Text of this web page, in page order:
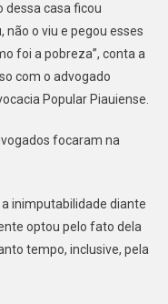
dessa casa ficou
não o viu e pegou esses
foi a pobreza”, conta a
com o advogado
Popular Piauiense.
focaram na
inimputabilidade diante
optou pelo fato dela
tempo, inclusive, pela